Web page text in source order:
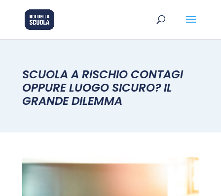
SCUOLA A RISCHIO CONTAGI
OPPURE LUOGO SICURO? IL
GRANDE DILEMMA